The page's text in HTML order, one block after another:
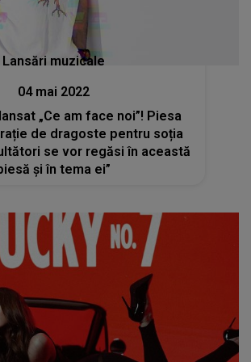
Lansări muzicale
04 mai 2022
„Ce am face noi”! Piesa
de dragoste pentru soția
se vor regăsi în această
și în tema ei”